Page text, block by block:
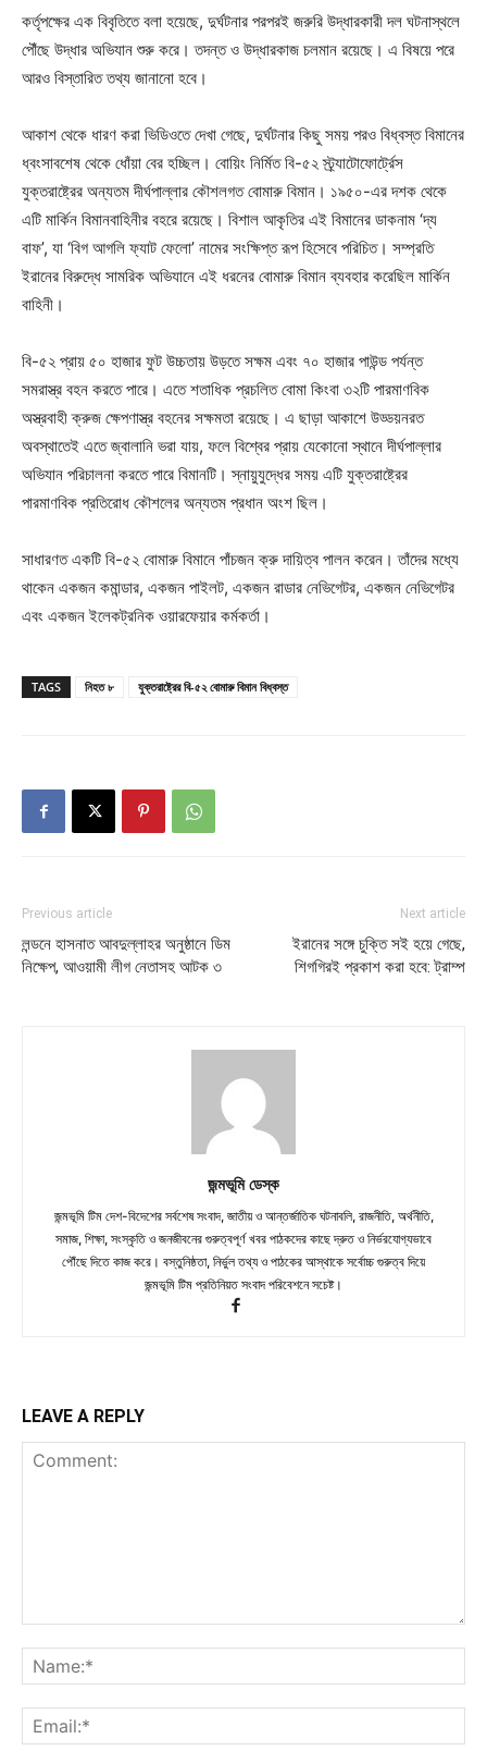
কর্তৃপক্ষের এক বিবৃতিতে বলা হয়েছে, দুর্ঘটনার পরপরই জরুরি উদ্ধারকারী দল ঘটনাস্থলে
পৌঁছে উদ্ধার অভিযান শুরু করে। তদন্ত ও উদ্ধারকাজ চলমান রয়েছে। এ বিষয়ে পরে
আরও বিস্তারিত তথ্য জানানো হবে।
আকাশ থেকে ধারণ করা ভিডিওতে দেখা গেছে, দুর্ঘটনার কিছু সময় পরও বিধ্বস্ত বিমানের
ধ্বংসাবশেষ থেকে ধোঁয়া বের হচ্ছিল। বোয়িং নির্মিত বি-৫২ স্ট্র্যাটোফোর্ট্রেস
যুক্তরাষ্ট্রের অন্যতম দীর্ঘপাল্লার কৌশলগত বোমারু বিমান। ১৯৫০-এর দশক থেকে
এটি মার্কিন বিমানবাহিনীর বহরে রয়েছে। বিশাল আকৃতির এই বিমানের ডাকনাম ‘দ্য
বাফ’, যা ‘বিগ আগলি ফ্যাট ফেলো’ নামের সংক্ষিপ্ত রূপ হিসেবে পরিচিত। সম্প্রতি
ইরানের বিরুদ্ধে সামরিক অভিযানে এই ধরনের বোমারু বিমান ব্যবহার করেছিল মার্কিন
বাহিনী।
বি-৫২ প্রায় ৫০ হাজার ফুট উচ্চতায় উড়তে সক্ষম এবং ৭০ হাজার পাউন্ড পর্যন্ত
সমরাস্ত্র বহন করতে পারে। এতে শতাধিক প্রচলিত বোমা কিংবা ৩২টি পারমাণবিক
অস্ত্রবাহী ক্রুজ ক্ষেপণাস্ত্র বহনের সক্ষমতা রয়েছে। এ ছাড়া আকাশে উড্ডয়নরত
অবস্থাতেই এতে জ্বালানি ভরা যায়, ফলে বিশ্বের প্রায় যেকোনো স্থানে দীর্ঘপাল্লার
অভিযান পরিচালনা করতে পারে বিমানটি। স্নায়ুযুদ্ধের সময় এটি যুক্তরাষ্ট্রের
পারমাণবিক প্রতিরোধ কৌশলের অন্যতম প্রধান অংশ ছিল।
সাধারণত একটি বি-৫২ বোমারু বিমানে পাঁচজন ক্রু দায়িত্ব পালন করেন। তাঁদের মধ্যে
থাকেন একজন কমান্ডার, একজন পাইলট, একজন রাডার নেভিগেটর, একজন নেভিগেটর
এবং একজন ইলেকট্রনিক ওয়ারফেয়ার কর্মকর্তা।
TAGS নিহত ৮ যুক্তরাষ্ট্রের বি-৫২ বোমারু বিমান বিধ্বস্ত
Previous article
লন্ডনে হাসনাত আবদুল্লাহর অনুষ্ঠানে ডিম
নিক্ষেপ, আওয়ামী লীগ নেতাসহ আটক ৩
Next article
ইরানের সঙ্গে চুক্তি সই হয়ে গেছে,
শিগগিরই প্রকাশ করা হবে: ট্রাম্প
জন্মভূমি ডেস্ক
জন্মভূমি টিম দেশ-বিদেশের সর্বশেষ সংবাদ, জাতীয় ও আন্তর্জাতিক ঘটনাবলি, রাজনীতি, অর্থনীতি,
সমাজ, শিক্ষা, সংস্কৃতি ও জনজীবনের গুরুত্বপূর্ণ খবর পাঠকদের কাছে দ্রুত ও নির্ভরযোগ্যভাবে
পৌঁছে দিতে কাজ করে। বস্তুনিষ্ঠতা, নির্ভুল তথ্য ও পাঠকের আস্থাকে সর্বোচ্চ গুরুত্ব দিয়ে
জন্মভূমি টিম প্রতিনিয়ত সংবাদ পরিবেশনে সচেষ্ট।
LEAVE A REPLY